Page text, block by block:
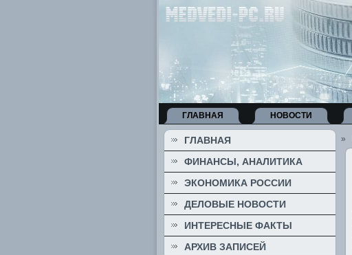
ГЛАВНАЯ НОВОСТИ
ГЛАВНАЯ
ФИНАНСЫ, АНАЛИТИКА
ЭКОНОМИКА РОССИИ
ДЕЛОВЫЕ НОВОСТИ
ИНТЕРЕСНЫЕ ФАКТЫ
АРХИВ ЗАПИСЕЙ
»